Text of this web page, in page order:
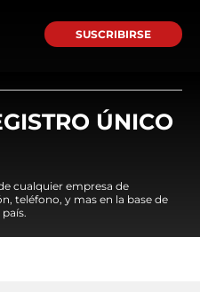
SUSCRIBIRSE
ÚNICO
cualquier empresa de
teléfono, y mas en la base de